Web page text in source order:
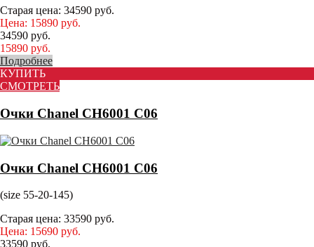
Старая цена: 34590 руб.
Цена: 15890 руб.
34590 руб.
15890 руб.
Подробнее
КУПИТЬ
СМОТРЕТЬ
Очки Chanel CH6001 C06
Очки Chanel CH6001 C06
(size 55-20-145)
Старая цена: 33590 руб.
Цена: 15690 руб.
33590 руб.